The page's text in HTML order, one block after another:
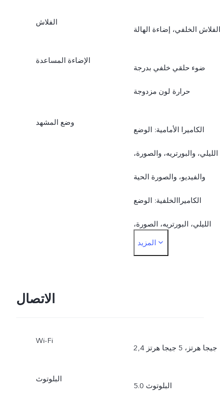
الفلاش
الفلاش الخلفي، إضاءة الهالة
الإضاءة المساعدة
ضوء حلقي خلفي بدرجة
حرارة لون مزدوجة
وضع المشهد
الكاميرا الأمامية: الوضع
الليلي، والبورتريه، والصورة،
والفيديو، والصورة الحية
الكاميراالخلفية: الوضع
الليلي، البورتريه، الصورة،
الفيديو، ‎50 MP، بانوراما،
المزيد
الاتصال
Wi-Fi
2,4 جيجا هرتز، 5 جيجا هرتز
البلوتوث
البلوتوث 5.0